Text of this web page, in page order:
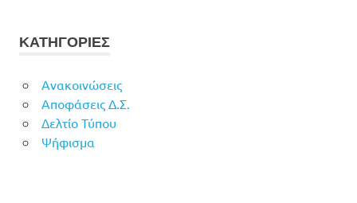
ΚΑΤΗΓΟΡΙΕΣ
Ανακοινώσεις
Αποφάσεις Δ.Σ.
Δελτίο Τύπου
Ψήφισμα